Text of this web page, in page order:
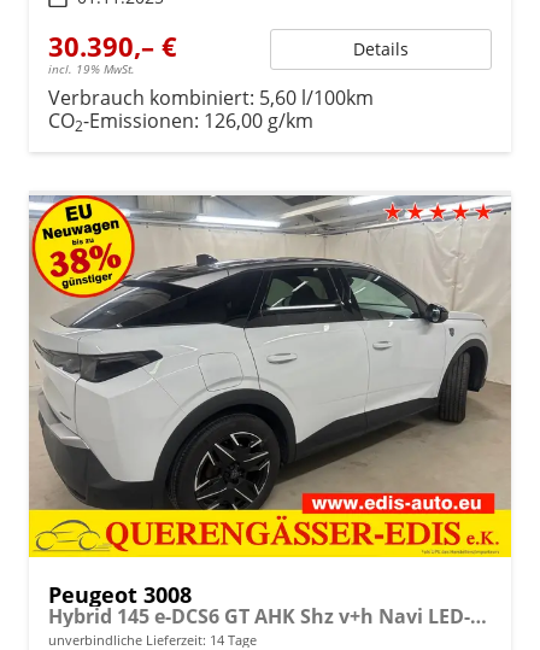
30.390,– €
incl. 19% MwSt.
Details
Verbrauch kombiniert: 5,60 l/100km
CO2-Emissionen: 126,00 g/km
Peugeot 3008
Hybrid 145 e-DCS6 GT AHK Shz v+h Navi LED-Pixel
unverbindliche Lieferzeit: 14 Tage